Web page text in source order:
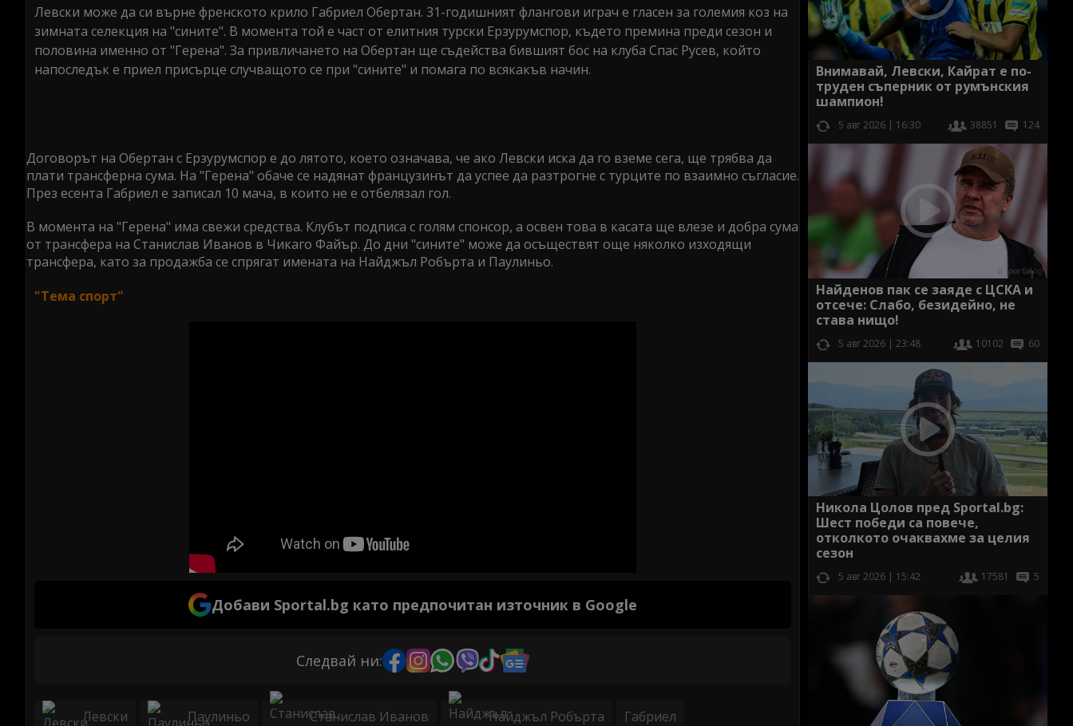
Левски може да си върне френското крило Габриел Обертан. 31-годишният флангови играч е гласен за големия коз на
зимната селекция на "сините". В момента той е част от елитния турски Ерзурумспор, където премина преди сезон и
половина именно от "Герена". За привличането на Обертан ще съдейства бившият бос на клуба Спас Русев, който
напоследък е приел присърце случващото се при "сините" и помага по всякакъв начин.
Договорът на Обертан с Ерзурумспор е до лятото, което означава, че ако Левски иска да го вземе сега, ще трябва да
плати трансферна сума. На "Герена" обаче се надянат французинът да успее да разтрогне с турците по взаимно съгласие.
През есента Габриел е записал 10 мача, в които не е отбелязал гол.
В момента на "Герена" има свежи средства. Клубът подписа с голям спонсор, а освен това в касата ще влезе и добра сума
от трансфера на Станислав Иванов в Чикаго Файър. До дни "сините" може да осъществят още няколко изходящи
трансфера, като за продажба се спрягат имената на Найджъл Робърта и Паулиньо.
"Тема спорт"
Добави Sportal.bg като предпочитан източник в Google
Следвай ни:
Левски Паулиньо Станислав Иванов Найджъл Робърта Габриел
Внимавай, Левски, Кайрат е по-
труден съперник от румънския
шампион!
5 авг 2026 | 16:30 38851 124
Найденов пак се заяде с ЦСКА и
отсече: Слабо, безидейно, не
става нищо!
5 авг 2026 | 23:48 10102 60
Никола Цолов пред Sportal.bg:
Шест победи са повече,
отколкото очаквахме за целия
сезон
5 авг 2026 | 15:42 17581 5